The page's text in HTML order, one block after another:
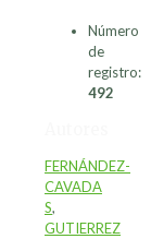
Número
de
registro:
492
FERNÁNDEZ-
CAVADA
S,
GUTIERREZ